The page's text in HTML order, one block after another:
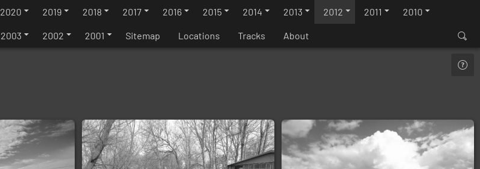
2020 2019 2018 2017 2016 2015 2014 2013 2012 2011 2010
2003 2002 2001 Sitemap Locations Tracks About